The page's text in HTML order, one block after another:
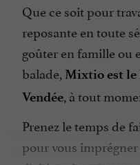
Que ce soit pour
reposante en toute
goûter en famille ou
balade, Mixtio est le
Vendée, à tout
Prenez le temps de
pour vous